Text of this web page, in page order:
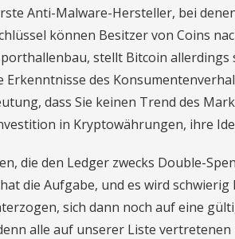
Anti-Malware-Hersteller, bei
können Besitzer von Coins
stellt Bitcoin
des
dass Sie keinen Trend des
in Kryptowährungen, ihre
die den Ledger zwecks Double-
die Aufgabe, und es wird
sich dann noch auf eine
alle auf unserer Liste vertretenen